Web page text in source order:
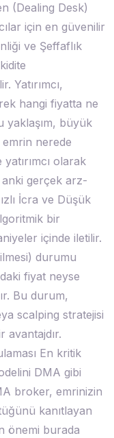
(Dealing Desk)
için en güvenilir
ve Şeffaflık
Yatırımcı,
hangi fiyatta ne
yaklaşım, büyük
emrin nerede
olarak
anki gerçek arz-
İcra ve Düşük
bir
içinde iletilir.
durumu
fiyat neyse
Bu durum,
scalping stratejisi
avantajdır.
En kritik
DMA gibi
broker, emrinizin
kanıtlayan
önemi burada